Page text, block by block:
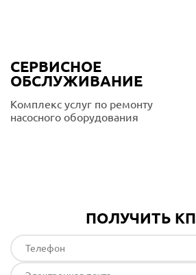
СЕРВИСНОЕ
ОБСЛУЖИВАНИЕ
Комплекс услуг по ремонту
насосного оборудования
ПОЛУЧИТЬ КП